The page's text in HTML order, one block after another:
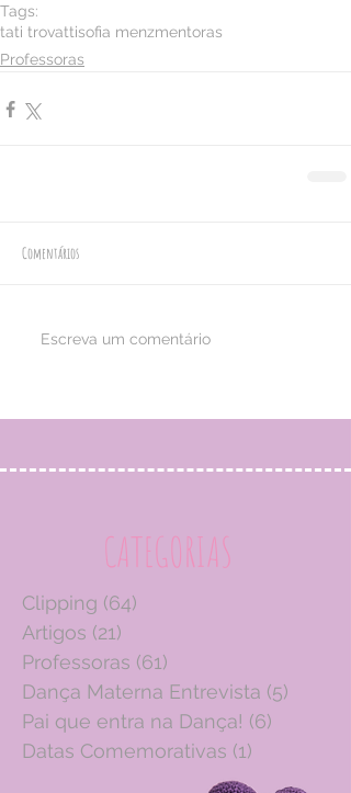
Tags:
tati trovattisofia menzmentoras
Professoras
Comentários
Escreva um comentário
CATEGORIAS
Clipping (64)
Artigos (21)
Professoras (61)
Dança Materna Entrevista (5)
Pai que entra na Dança! (6)
Datas Comemorativas (1)